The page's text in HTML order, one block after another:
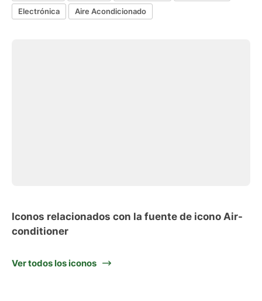
Electrónica
Aire Acondicionado
Iconos relacionados con la fuente de icono Air-
conditioner
Ver todos los iconos